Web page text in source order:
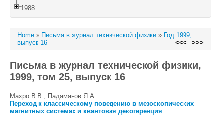
1988
Home » Письма в журнал технической физики » Год 1999,
выпуск 16
<<< >>>
Письма в журнал технической физики,
1999, том 25, выпуск 16
Махро В.В., Падаманов Я.А.
Переход к классическому поведению в мезоскопических
магнитных системах и квантовая декогеренция